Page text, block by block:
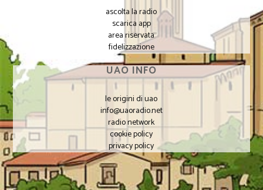
ascolta la radio
scarica app
area riservata
fidelizzazione
UAO INFO
le origini di uao
info@uaoradio.net
radio network
cookie policy
privacy policy